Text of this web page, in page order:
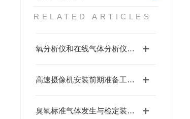
RELATED ARTICLES
氧分析仪和在线气体分析仪应用中的难点
高速摄像机安装前期准备工作重要的一环是什么呢
臭氧标准气体发生与检定装置在多个领域具有重要意义